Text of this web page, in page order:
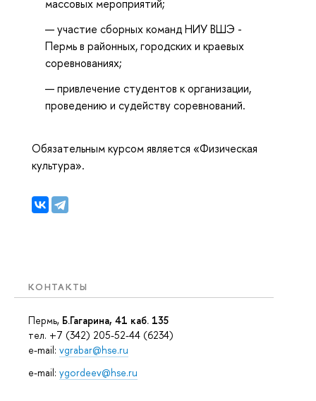
КОНТАКТЫ
Пермь, Б.Гагарина, 41 каб. 135
тел. +7 (342) 205-52-44 (6234)
e-mail: vgrabar@hse.ru
e-mail: ygordeev@hse.ru
массовых мероприятий;
участие сборных команд НИУ ВШЭ -
Пермь в районных, городских и краевых
соревнованиях;
привлечение студентов к организации,
проведению и судейству соревнований.
Обязательным курсом является «Физическая
культура».